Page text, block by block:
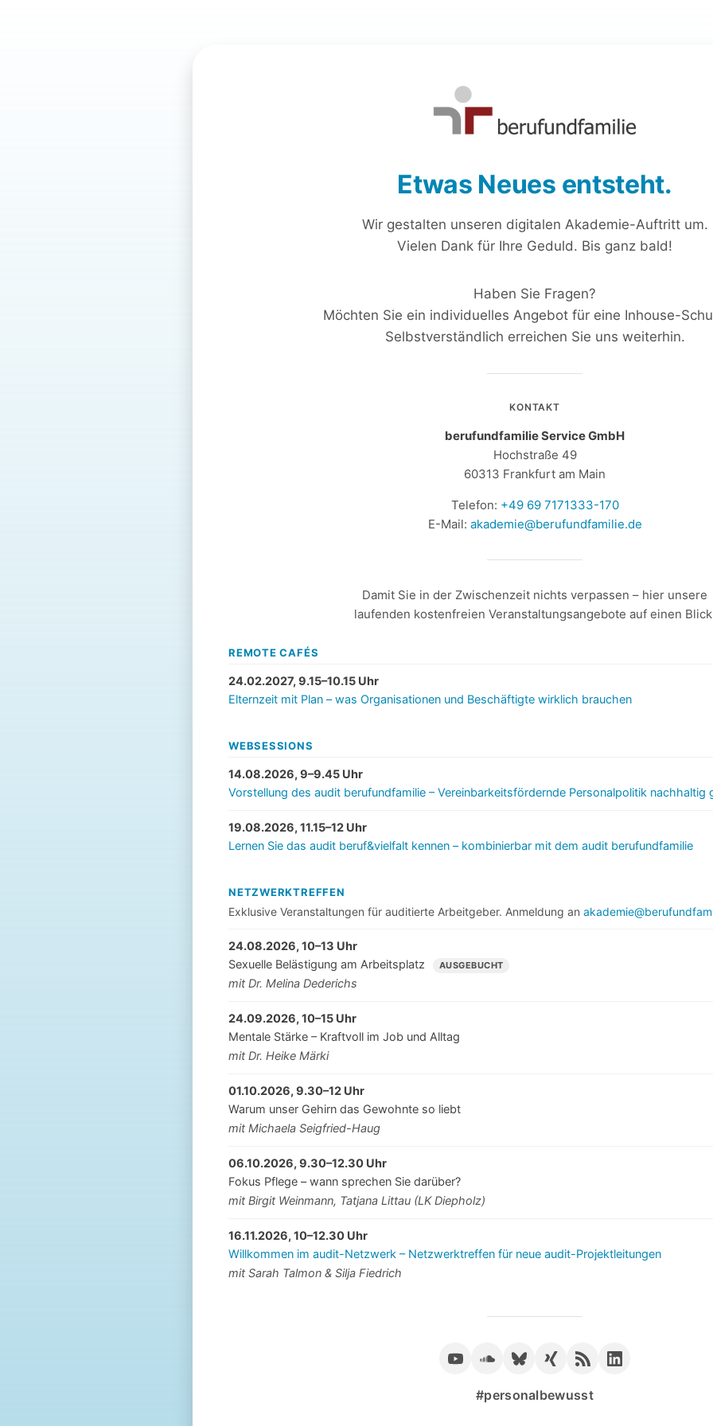
Etwas Neues entsteht.
Wir gestalten unseren digitalen Akademie-Auftritt um.
Vielen Dank für Ihre Geduld. Bis ganz bald!
Haben Sie Fragen?
Möchten Sie ein individuelles Angebot für eine Inhouse-
Selbstverständlich erreichen Sie uns weiterhin.
KONTAKT
berufundfamilie Service GmbH
Hochstraße 49
60313 Frankfurt am Main
Telefon: +49 69 7171333-170
E-Mail: akademie@berufundfamilie.de
Damit Sie in der Zwischenzeit nichts verpassen – hier unsere
laufenden kostenfreien Veranstaltungsangebote auf einen
REMOTE CAFÉS
24.02.2027, 9.15–10.15 Uhr
Elternzeit mit Plan – was Organisationen und Beschäftigte wirklich brauchen
WEBSESSIONS
14.08.2026, 9–9.45 Uhr
Vorstellung des audit berufundfamilie – Vereinbarkeitsfördernde Personalpolitik nachhaltig
19.08.2026, 11.15–12 Uhr
Lernen Sie das audit beruf&vielfalt kennen – kombinierbar mit dem audit berufundfamilie
NETZWERKTREFFEN
Exklusive Veranstaltungen für auditierte Arbeitgeber. Anmeldung an
24.08.2026, 10–13 Uhr
Sexuelle Belästigung am Arbeitsplatz
AUSGEBUCHT
mit Dr. Melina Dederichs
24.09.2026, 10–15 Uhr
Mentale Stärke – Kraftvoll im Job und Alltag
mit Dr. Heike Märki
01.10.2026, 9.30–12 Uhr
Warum unser Gehirn das Gewohnte so liebt
mit Michaela Seigfried-Haug
06.10.2026, 9.30–12.30 Uhr
Fokus Pflege – wann sprechen Sie darüber?
mit Birgit Weinmann, Tatjana Littau (LK Diepholz)
16.11.2026, 10–12.30 Uhr
Willkommen im audit-Netzwerk – Netzwerktreffen für neue audit-Projektleitungen
mit Sarah Talmon & Silja Fiedrich
#personalbewusst